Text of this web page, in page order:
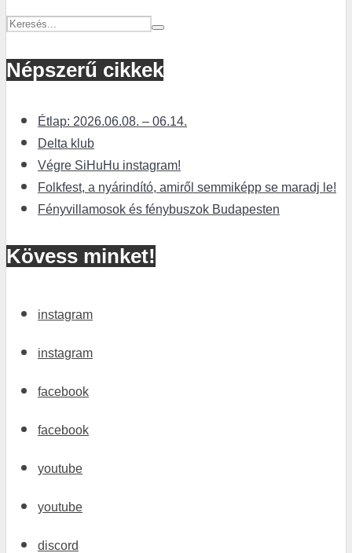
Népszerű cikkek
Étlap: 2026.06.08. – 06.14.
Delta klub
Végre SiHuHu instagram!
Folkfest, a nyárindító, amiről semmiképp se maradj le!
Fényvillamosok és fénybuszok Budapesten
Kövess minket!
instagram
instagram
facebook
facebook
youtube
youtube
discord